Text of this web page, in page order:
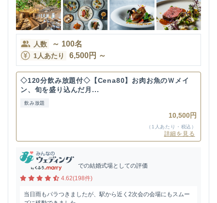
人数 ～ 100名
1人あたり 6,500円 ～
◇120分飲み放題付◇【Cena80】お肉お魚のＷメイ
ン、旬を盛り込んだ月...
飲み放題
10,500円
（1人あたり・税込）
詳細を見る
での結婚式場としての評価
4.62(198件)
当日雨もパラつきましたが、駅から近く2次会の会場にもスムー